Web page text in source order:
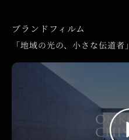
ブランドフィルム
「地域の光の、小さな伝道者」